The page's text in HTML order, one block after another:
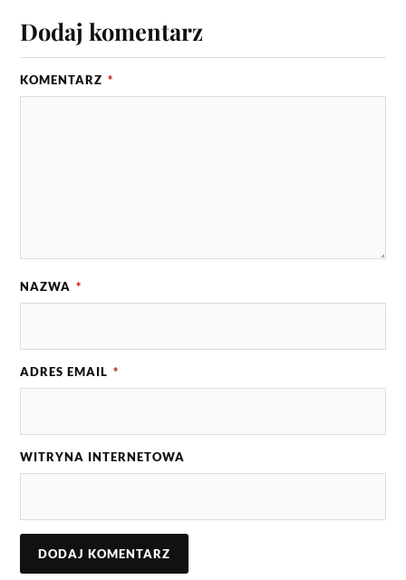
Dodaj komentarz
KOMENTARZ *
NAZWA *
ADRES EMAIL *
WITRYNA INTERNETOWA